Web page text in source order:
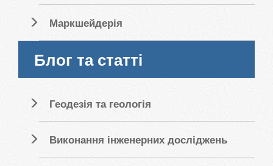
Маркшейдерія
Блог та статті
Геодезія та геологія
Виконання інженерних досліджень